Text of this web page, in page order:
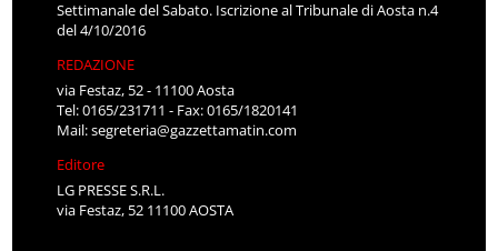
Settimanale del Sabato. Iscrizione al Tribunale di Aosta n.4
del 4/10/2016
REDAZIONE
via Festaz, 52 - 11100 Aosta
Tel: 0165/231711 - Fax: 0165/1820141
Mail:segreteria@gazzettamatin.com
Editore
LG PRESSE S.R.L.
via Festaz, 52 11100 AOSTA